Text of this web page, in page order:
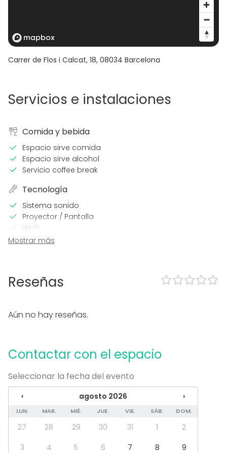
Carrer de Flos i Calcat, 18, 08034 Barcelona
Servicios e instalaciones
Comida y bebida
Espacio sirve comida
Espacio sirve alcohol
Servicio coffee break
Tecnología
Sistema sonido
Proyector / Pantalla
Wi-Fi
Sistema sonido profesional
Música a todo volumen OK
Accesible minusválidos
Zona para música en directo
WC para minusválidos
Equipamiento
Vajilla
Mobiliario
Mostrar más
Reseñas
Aún no hay reseñas.
Contactar con el espacio
Seleccionar la fecha del evento
‹ agosto 2026 ›
LUN. MAR. MIÉ. JUE. VIE. SÁB. DOM.
27 28 29 30 31 1
2
3
4 5 6 7 8
9